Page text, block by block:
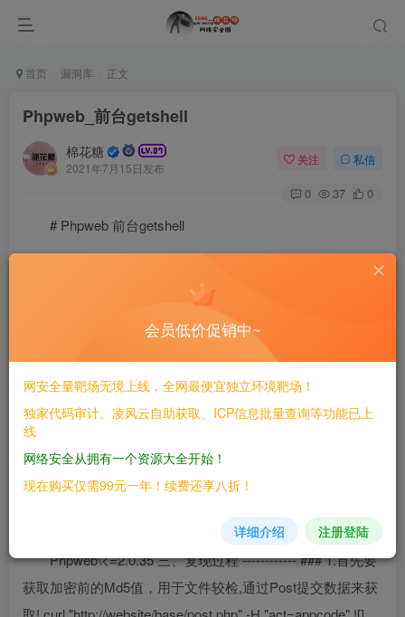
首页 漏洞库 正文
Phpweb_前台getshell
棉花糖
2021年7月15日发布
关注 私信
0 37 0
# Phpweb 前台getshell
漏洞影响文件:/base/post.php /base/appfile.php
/base/appplue.php
/base/appborder.php
二、漏洞影响
Phpweb\<=2.0.35 三、复现过程 ------------ ### 1.首先要
获取加密前的Md5值，用于文件较检,通过Post提交数据来获
会员低价促销中~
网安全量靶场无境上线，全网最便宜独立环境靶场！
独家代码审计、凌风云自助获取、ICP信息批量查询等功能已上
线
网络安全从拥有一个资源大全开始！
现在购买仅需99元一年！续费还享八折！
详细介绍 注册登陆